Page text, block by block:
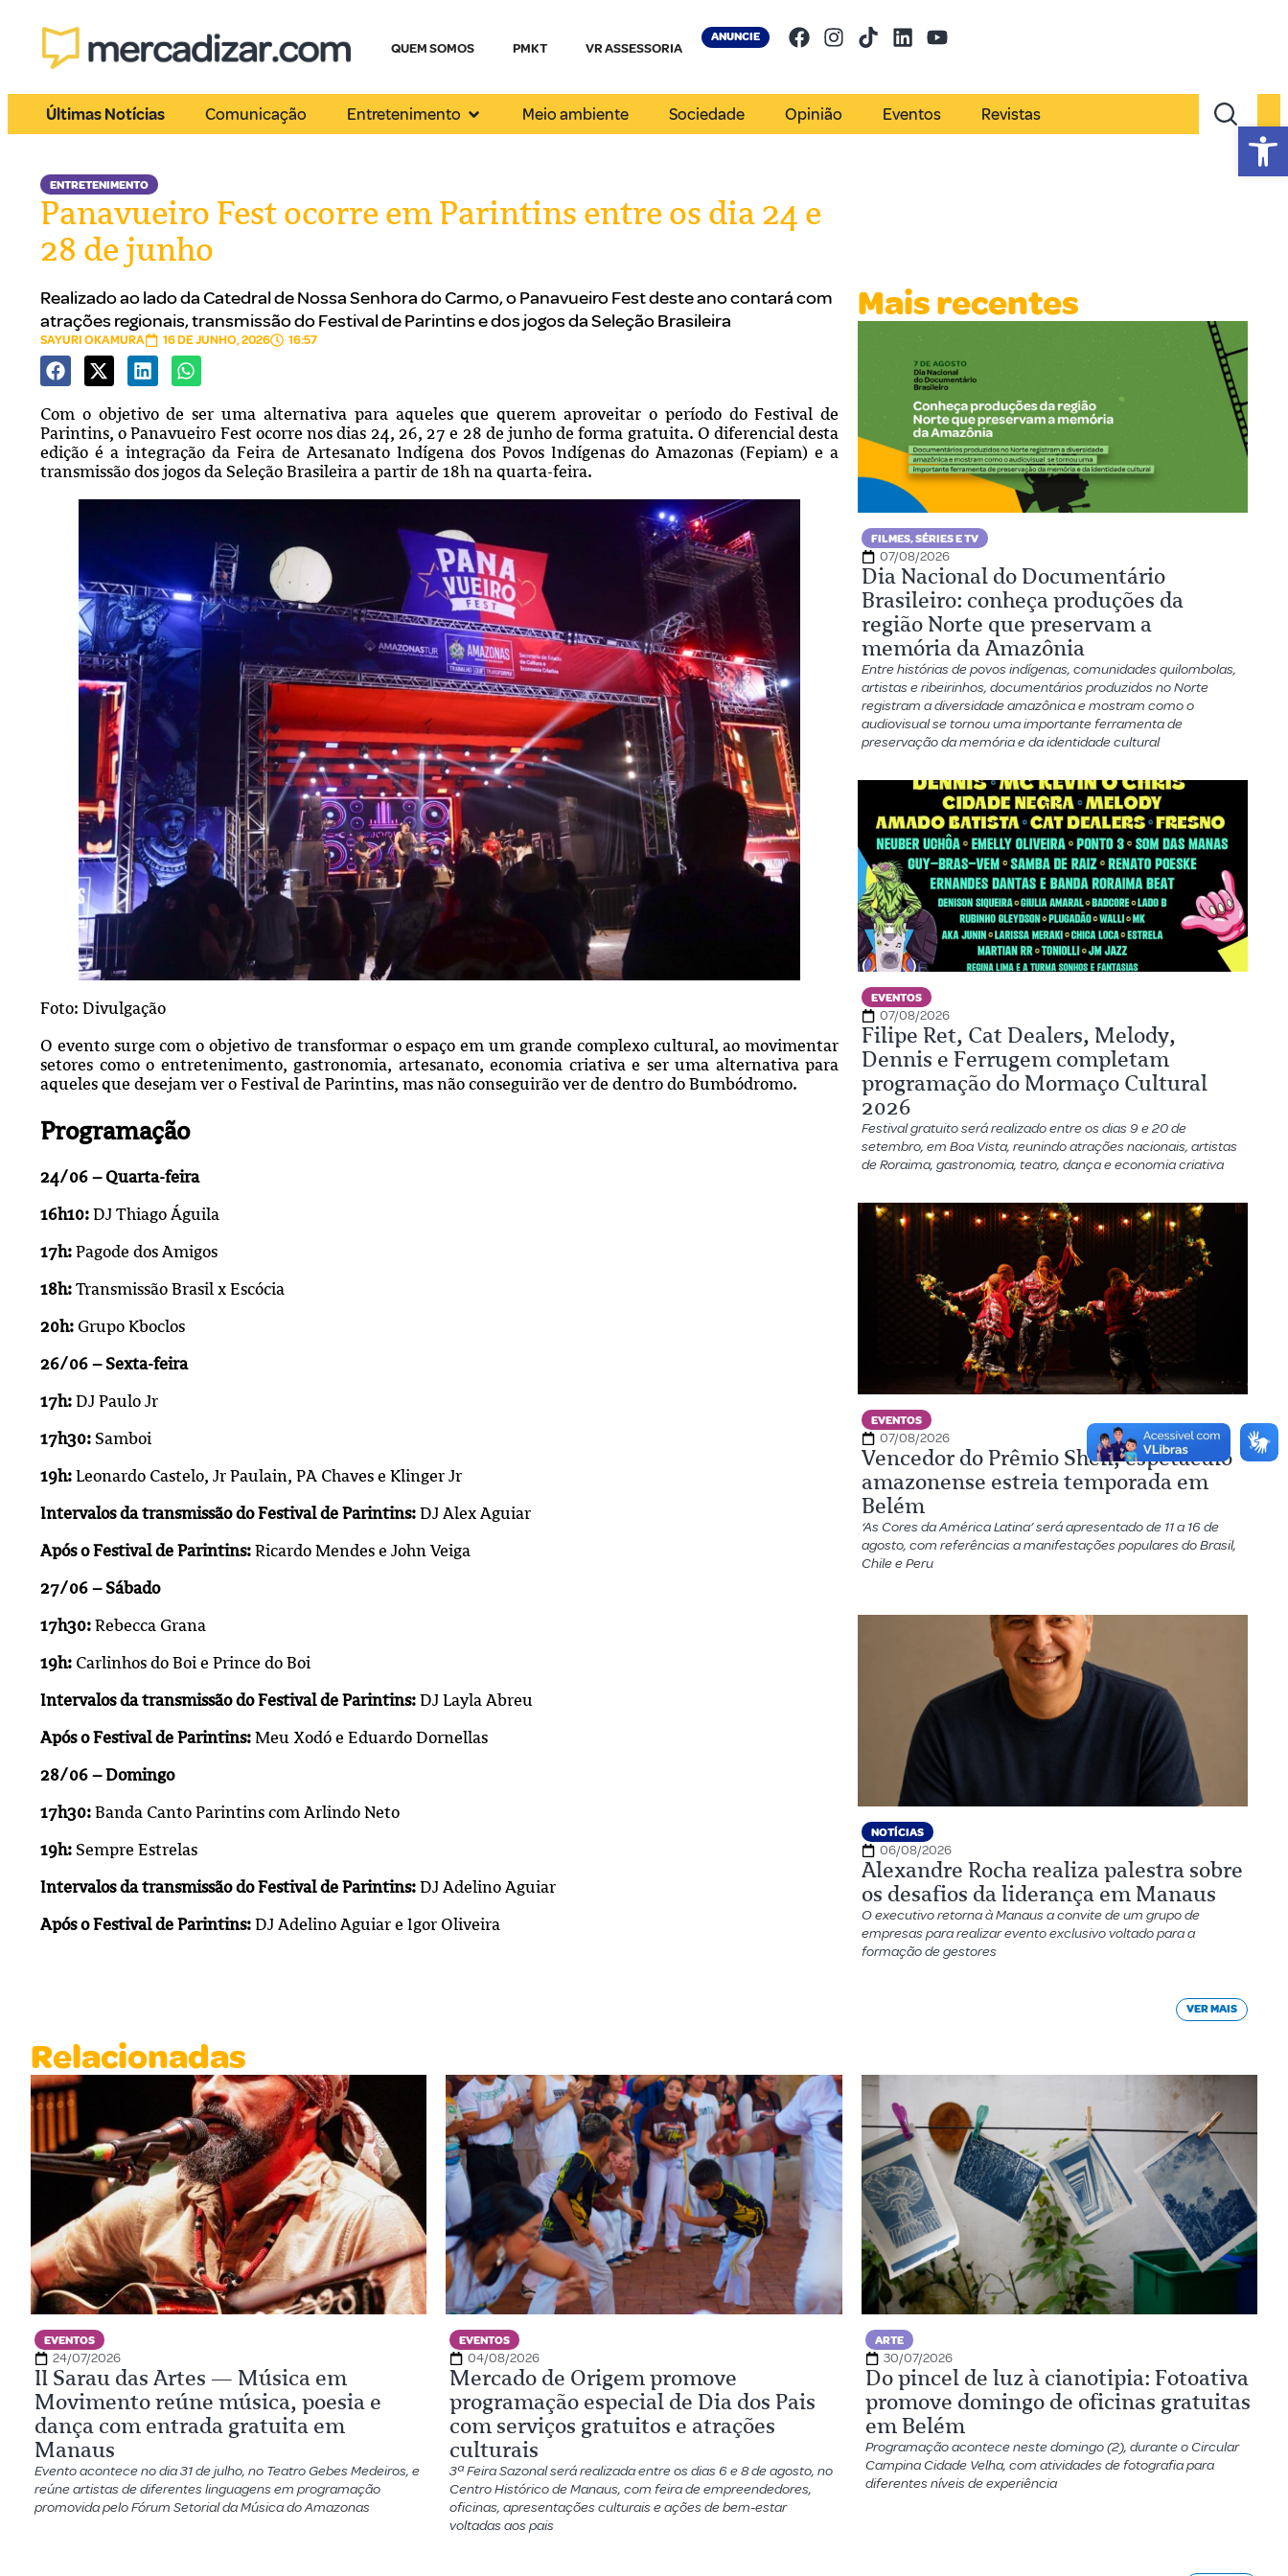
QUEM SOMOS PMKT VR ASSESSORIA
ANUNCIE
Últimas Notícias Comunicação Entretenimento Meio ambiente Sociedade Opinião Eventos Revistas
ENTRETENIMENTO
Panavueiro Fest ocorre em Parintins entre os dia 24 e
28 de junho
Realizado ao lado da Catedral de Nossa Senhora do Carmo, o Panavueiro Fest deste ano contará com
atrações regionais, transmissão do Festival de Parintins e dos jogos da Seleção Brasileira
SAYURI OKAMURA 16 DE JUNHO, 2026 16:57
Com o objetivo de ser uma alternativa para aqueles que querem aproveitar o período do Festival de
Parintins, o Panavueiro Fest ocorre nos dias 24, 26, 27 e 28 de junho de forma gratuita. O diferencial desta
edição é a integração da Feira de Artesanato Indígena dos Povos Indígenas do Amazonas (Fepiam) e a
transmissão dos jogos da Seleção Brasileira a partir de 18h na quarta-feira.
Foto: Divulgação
O evento surge com o objetivo de transformar o espaço em um grande complexo cultural, ao movimentar
setores como o entretenimento, gastronomia, artesanato, economia criativa e ser uma alternativa para
aqueles que desejam ver o Festival de Parintins, mas não conseguirão ver de dentro do Bumbódromo.
Programação
24/06 – Quarta-feira
16h10: DJ Thiago Águila
17h: Pagode dos Amigos
18h: Transmissão Brasil x Escócia
20h: Grupo Kboclos
26/06 – Sexta-feira
17h: DJ Paulo Jr
17h30: Samboi
19h: Leonardo Castelo, Jr Paulain, PA Chaves e Klinger Jr
Intervalos da transmissão do Festival de Parintins: DJ Alex Aguiar
Após o Festival de Parintins: Ricardo Mendes e John Veiga
27/06 – Sábado
17h30: Rebecca Grana
19h: Carlinhos do Boi e Prince do Boi
Intervalos da transmissão do Festival de Parintins: DJ Layla Abreu
Após o Festival de Parintins: Meu Xodó e Eduardo Dornellas
28/06 – Domingo
17h30: Banda Canto Parintins com Arlindo Neto
19h: Sempre Estrelas
Intervalos da transmissão do Festival de Parintins: DJ Adelino Aguiar
Após o Festival de Parintins: DJ Adelino Aguiar e Igor Oliveira
Mais recentes
FILMES, SÉRIES E TV
07/08/2026
Dia Nacional do Documentário
Brasileiro: conheça produções da
região Norte que preservam a
memória da Amazônia
Entre histórias de povos indígenas, comunidades quilombolas,
artistas e ribeirinhos, documentários produzidos no Norte
registram a diversidade amazônica e mostram como o
audiovisual se tornou uma importante ferramenta de
preservação da memória e da identidade cultural
EVENTOS
07/08/2026
Filipe Ret, Cat Dealers, Melody,
Dennis e Ferrugem completam
programação do Mormaço Cultural
2026
Festival gratuito será realizado entre os dias 9 e 20 de
setembro, em Boa Vista, reunindo atrações nacionais, artistas
de Roraima, gastronomia, teatro, dança e economia criativa
EVENTOS
07/08/2026
Vencedor do Prêmio Shell, espetáculo
amazonense estreia temporada em
Belém
‘As Cores da América Latina’ será apresentado de 11 a 16 de
agosto, com referências a manifestações populares do Brasil,
Chile e Peru
NOTÍCIAS
06/08/2026
Alexandre Rocha realiza palestra sobre
os desafios da liderança em Manaus
O executivo retorna à Manaus a convite de um grupo de
empresas para realizar evento exclusivo voltado para a
formação de gestores
VER MAIS
Relacionadas
EVENTOS
24/07/2026
II Sarau das Artes — Música em
Movimento reúne música, poesia e
dança com entrada gratuita em
Manaus
Evento acontece no dia 31 de julho, no Teatro Gebes Medeiros, e
reúne artistas de diferentes linguagens em programação
promovida pelo Fórum Setorial da Música do Amazonas
EVENTOS
04/08/2026
Mercado de Origem promove
programação especial de Dia dos Pais
com serviços gratuitos e atrações
culturais
3ª Feira Sazonal será realizada entre os dias 6 e 8 de agosto, no
Centro Histórico de Manaus, com feira de empreendedores,
oficinas, apresentações culturais e ações de bem-estar
voltadas aos pais
ARTE
30/07/2026
Do pincel de luz à cianotipia: Fotoativa
promove domingo de oficinas gratuitas
em Belém
Programação acontece neste domingo (2), durante o Circular
Campina Cidade Velha, com atividades de fotografia para
diferentes níveis de experiência